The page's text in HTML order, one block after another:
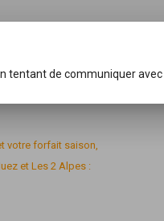
et jour Férié
votre forfait saison,
et Les 2 Alpes :
tentant de communiquer